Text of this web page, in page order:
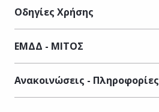
Οδηγίες Χρήσης
ΕΜΔΔ - ΜΙΤΟΣ
Ανακοινώσεις - Πληροφορίες